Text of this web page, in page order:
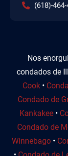
(618)-
Nos
condados de
Cook •
Condado de
Kankakee•
Condado de
Winnebago •